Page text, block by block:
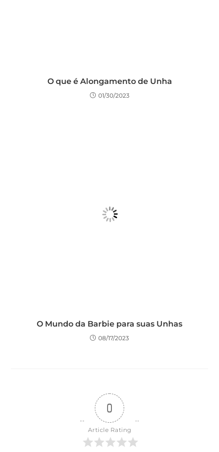
O que é Alongamento de Unha
01/30/2023
O Mundo da Barbie para suas Unhas
08/17/2023
0
Article Rating